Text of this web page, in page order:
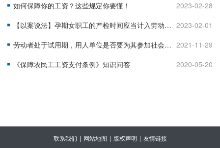
如何保障你的工资？这些规定你要懂！
2023-02-28
【以案说法】孕期女职工的产检时间应当计入劳动时间 2023-02-01
劳动者处于试用期，用人单位是否要为其参加社会保险？ 2021-11-29
《保障农民工工资支付条例》知识问答
2020-05-20
联系我们 | 网站地图 | 版权声明 | 友情链接